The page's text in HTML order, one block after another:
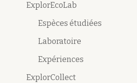
ExplorEcoLab
Espèces étudiées
Laboratoire
Expériences
ExplorCollect